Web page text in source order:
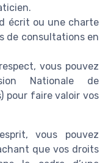
écrit ou une charte
de consultations en
vous pouvez
Nationale de
pour faire valoir vos
vous pouvez
que vos droits